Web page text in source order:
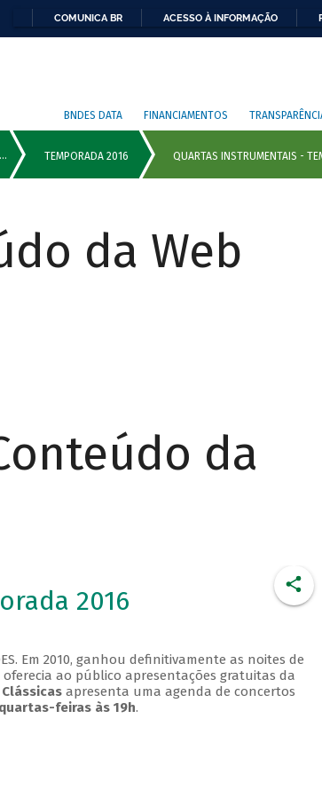
COMUNICA BR ACESSO À INFORMAÇÃO
BNDES DATA FINANCIAMENTOS
da Web
da
2016
Em 2010, ganhou definitivamente as noites de
ao público apresentações gratuitas da
apresenta uma agenda de concertos
quartas-feiras às 19h.